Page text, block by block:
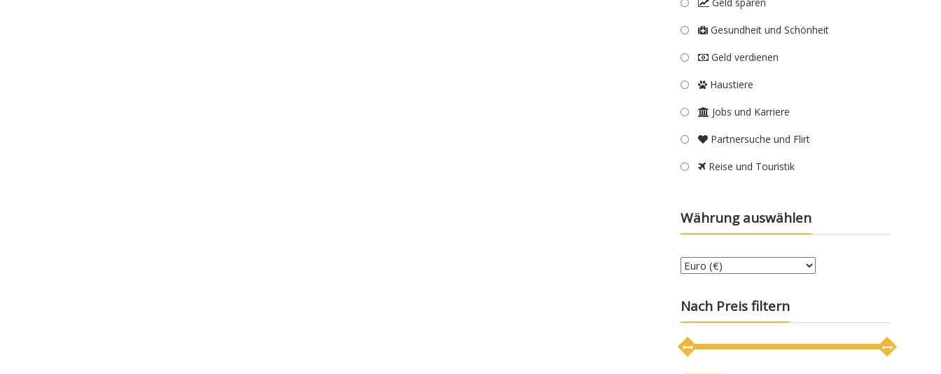
Gesundheit und Schönheit
Geld verdienen
Haustiere
Jobs und Karriere
Partnersuche und Flirt
Reise und Touristik
Währung auswählen
Nach Preis filtern